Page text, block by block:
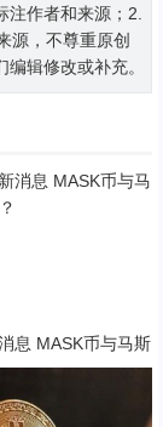
作者和来源；2.
源，不尊重原创
辑修改或补充。
息 MASK币与马斯
关系吗？